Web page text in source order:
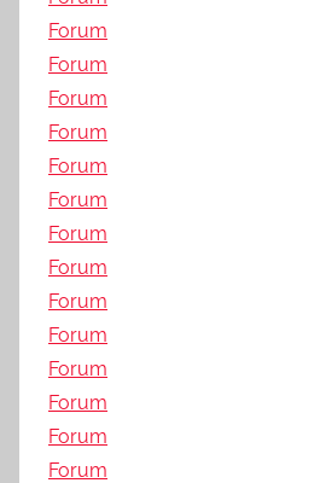
Forum
Forum
Forum
Forum
Forum
Forum
Forum
Forum
Forum
Forum
Forum
Forum
Forum
Forum